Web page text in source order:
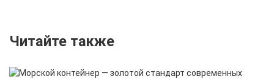
Читайте также